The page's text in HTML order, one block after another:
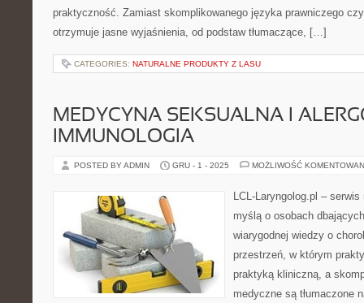
praktyczność. Zamiast skomplikowanego języka prawniczego
otrzymuje jasne wyjaśnienia, od podstaw tłumaczące, […]
CATEGORIES: NATURALNE PRODUKTY Z LASU
MEDYCYNA SEKSUALNA I
IMMUNOLOGIA
POSTED BY ADMIN GRU - 1 - 2025 MOŻLIWOŚĆ
LCL-Laryngolog.pl –
myślą o osobach
wiarygodnej wiedzy o
przestrzeń, w którym
praktyką kliniczną, a
medyczne są tłumaczone